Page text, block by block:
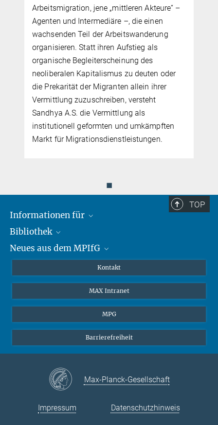
Arbeitsmigration, jene „mittleren Akteure“ –
Agenten und Intermediäre –, die einen
wachsenden Teil der Arbeitswanderung
organisieren. Statt ihren Aufstieg als
organische Begleiterscheinung des
neoliberalen Kapitalismus zu deuten oder
die Prekarität der Migranten allein ihrer
Vermittlung zuzuschreiben, versteht
Sandhya A.S. die Vermittlung als
institutionell geformten und umkämpften
Markt für Migrationsdienstleistungen.
◼
TOP
Informationen für
Forschende
Gäste
Bibliothek
Profil
Remote Zugriff EZproxy
Neues aus dem MPIfG
Newsletter abonnieren
MPIfG auf LinkedIn
Magazin Gesellschaftsforschung
Kontakt
MAX Intranet
MPG
Barrierefreiheit
Max-Planck-Gesellschaft
Impressum Datenschutzhinweis